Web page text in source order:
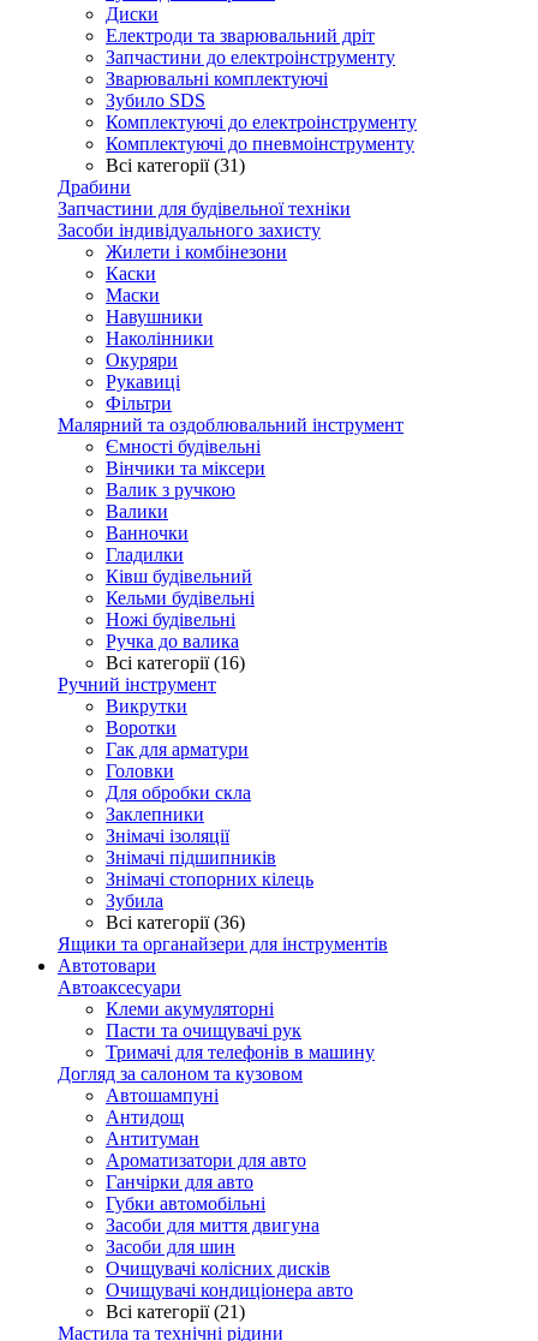
Диски
Електроди та зварювальний дріт
Запчастини до електроінструменту
Зварювальні комплектуючі
Зубило SDS
Комплектуючі до електроінструменту
Комплектуючі до пневмоінструменту
Всі категорії (31)
Драбини
Запчастини для будівельної техніки
Засоби індивідуального захисту
Жилети і комбінезони
Каски
Маски
Навушники
Наколінники
Окуряри
Рукавиці
Фільтри
Малярний та оздоблювальний інструмент
Ємності будівельні
Вінчики та міксери
Валик з ручкою
Валики
Ванночки
Гладилки
Ківш будівельний
Кельми будівельні
Ножі будівельні
Ручка до валика
Всі категорії (16)
Ручний інструмент
Викрутки
Воротки
Гак для арматури
Головки
Для обробки скла
Заклепники
Знімачі ізоляції
Знімачі підшипників
Знімачі стопорних кілець
Зубила
Всі категорії (36)
Ящики та органайзери для інструментів
Автотовари
Автоаксесуари
Клеми акумуляторні
Пасти та очищувачі рук
Тримачі для телефонів в машину
Догляд за салоном та кузовом
Автошампуні
Антидощ
Антитуман
Ароматизатори для авто
Ганчірки для авто
Губки автомобільні
Засоби для миття двигуна
Засоби для шин
Очищувачі колісних дисків
Очищувачі кондиціонера авто
Всі категорії (21)
Мастила та технічні рідини